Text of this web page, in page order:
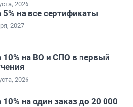
2026
5% на все сертификаты
2027
10% на ВО и СПО в первый
2026
на один заказ до 20 000